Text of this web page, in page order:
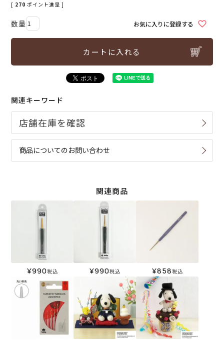
[ 270 ポイント進呈 ]
お気に入りに登録する
カートに入れる
関連キーワード
商品についてのお問い合わせ
関連商品
¥990税込 ¥990税込 ¥858税込